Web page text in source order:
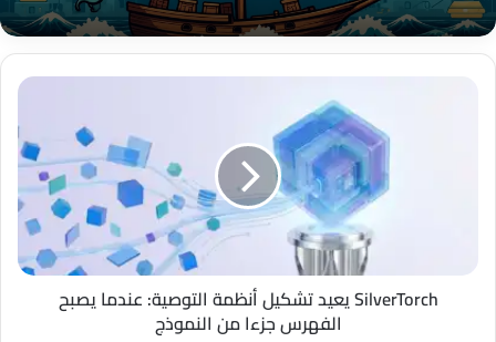
SilverTorch يعيد تشكيل أنظمة التوصية: عندما يصبح
الفهرس جزءا من النموذج